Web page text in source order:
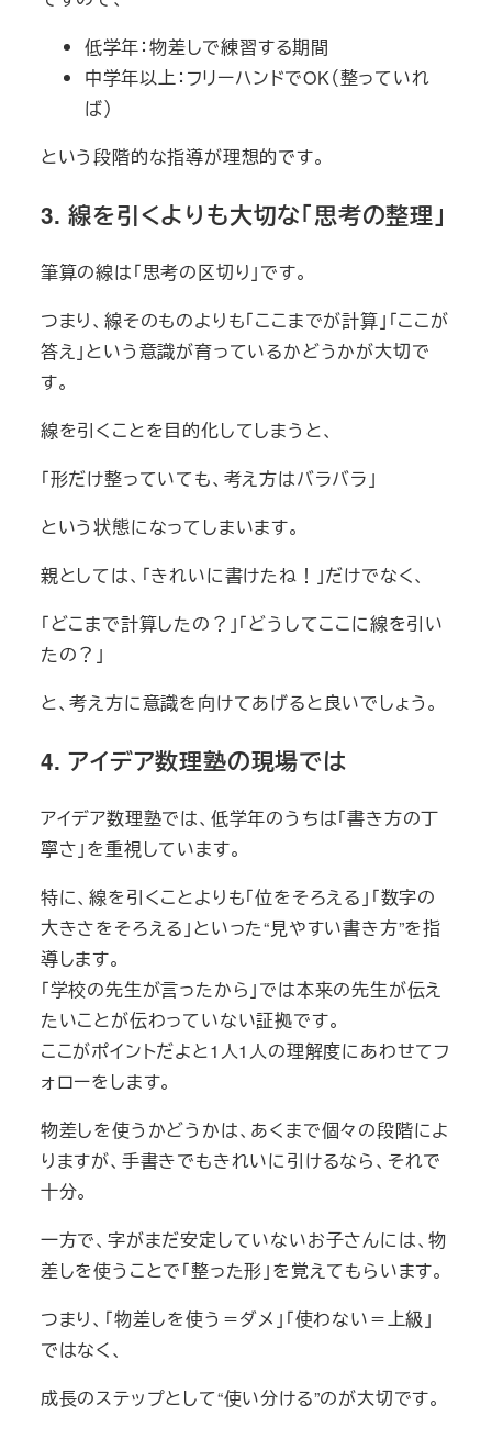
低学年：物差しで練習する期間
中学年以上：フリーハンドでOK（整っていれ
ば）
という段階的な指導が理想的です。
3. 線を引くよりも大切な「思考の整理」
筆算の線は「思考の区切り」です。
つまり、線そのものよりも「ここまでが計算」「ここが
答え」という意識が育っているかどうかが大切で
す。
線を引くことを目的化してしまうと、
「形だけ整っていても、考え方はバラバラ」
という状態になってしまいます。
親としては、「きれいに書けたね！」だけでなく、
「どこまで計算したの？」「どうしてここに線を引い
たの？」
と、考え方に意識を向けてあげると良いでしょう。
4. アイデア数理塾の現場では
アイデア数理塾では、低学年のうちは「書き方の丁
寧さ」を重視しています。
特に、線を引くことよりも「位をそろえる」「数字の
大きさをそろえる」といった“見やすい書き方”を指
導します。
「学校の先生が言ったから」では本来の先生が伝え
たいことが伝わっていない証拠です。
ここがポイントだよと1人1人の理解度にあわせてフ
ォローをします。
物差しを使うかどうかは、あくまで個々の段階によ
りますが、手書きでもきれいに引けるなら、それで
十分。
一方で、字がまだ安定していないお子さんには、物
差しを使うことで「整った形」を覚えてもらいます。
つまり、「物差しを使う＝ダメ」「使わない＝上級」
ではなく、
成長のステップとして“使い分ける”のが大切です。